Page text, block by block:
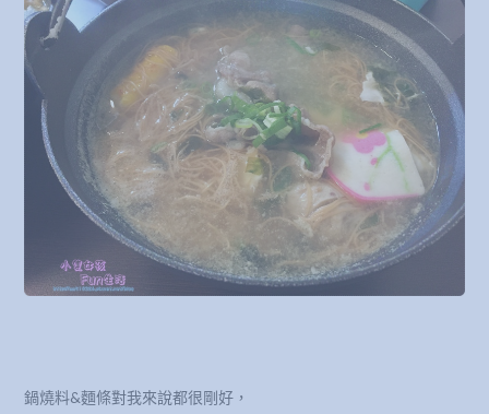
鍋燒料&麵條對我來說都很剛好，